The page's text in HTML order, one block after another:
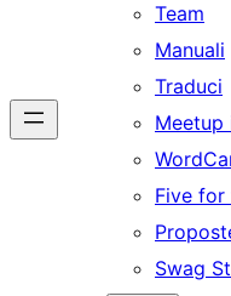
Team
Manuali
Traduci
Meetup
Five for
Swag